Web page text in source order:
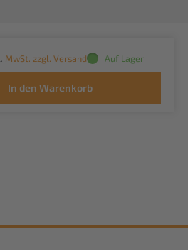
MwSt. zzgl. Versand Auf Lager
In den Warenkorb